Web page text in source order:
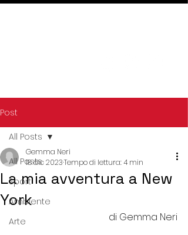
Post
All Posts
Sport
Ambiente
Arte
All Posts
La mia avventura a New
York
Gemma Neri
18 dic 2023Tempo di lettura: 4 min
di Gemma Neri